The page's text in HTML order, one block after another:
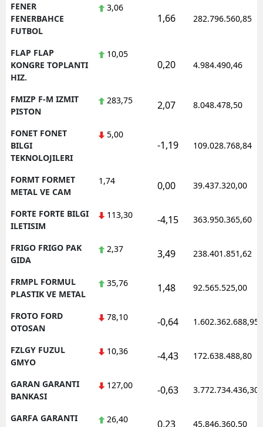
FENER
FENERBAHCE
FUTBOL
3,06
1,66 282.796.560,85
FLAP FLAP
KONGRE TOPLANTI
HIZ.
10,05
0,20 4.984.490,46
FMIZP F-M IZMIT
PISTON
283,75 2,07 8.048.478,50
FONET FONET
BILGI
TEKNOLOJILERI
5,00
-1,19 109.028.768,84
FORMT FORMET
METAL VE CAM
1,74 0,00 39.437.320,00
FORTE FORTE BILGI
ILETISIM
113,30 -4,15 363.950.365,60
FRIGO FRIGO PAK
GIDA
2,37 3,49 238.401.851,62
FRMPL FORMUL
PLASTIK VE METAL
35,76 1,48 92.565.525,00
FROTO FORD
OTOSAN
78,10 -0,64 1.602.362.688,95
FZLGY FUZUL
GMYO
10,36 -4,43 172.638.488,80
GARAN GARANTI
BANKASI
127,00 -0,63 3.772.734.436,30
GARFA GARANTI
26,40 0,23 45.846.360,50